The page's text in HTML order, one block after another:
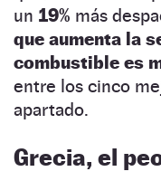
un 19% más
que aumenta la
combustible es
entre los cinco
apartado.
Grecia, el